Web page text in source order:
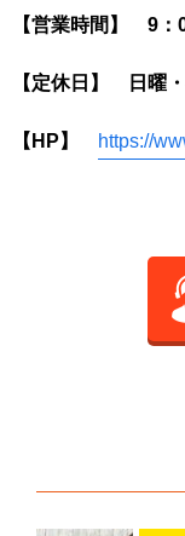
【営業時間】 9：
【定休日】 日曜
【HP】 https://